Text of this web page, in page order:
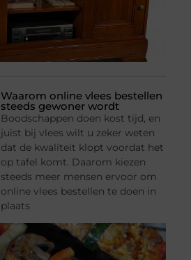
Waarom online vlees bestellen
steeds gewoner wordt
Boodschappen doen kost tijd, en
juist bij vlees wilt u zeker weten
dat de kwaliteit klopt voordat het
op tafel komt. Daarom kiezen
steeds meer mensen ervoor om
online vlees bestellen te doen in
plaats